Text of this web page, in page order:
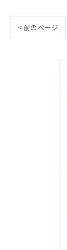
< 前のページ